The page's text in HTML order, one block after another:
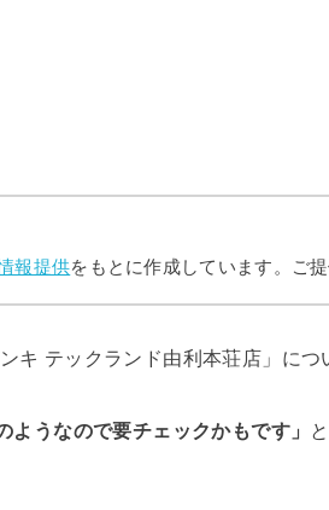
報提供をもとに作成しています。ご
キ テックランド由利本荘店」につ
ようなので要チェックかもです」